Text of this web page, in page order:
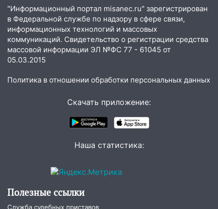
14:32 На Ульяновскую область
надвигается жара
14:08 Пешеход переходил по «зебре»:
подробности серьезной аварии на
Фруктовой
13:30
В Димитровграде на улице
Трудовой горело здание
Водитель без прав врезался в
припаркованный автомобиль
велосипеде и попал под колеса
Железнодорожном районе горела дача
11:33 В Засвияжье под колёса авто
"Информационный портал misanec.ru" зарегистрирован
в Федеральной службе по надзору в сфере связи,
информационных технологий и массовых
коммуникаций. Свидетельство о регистрации средства
массовой информации ЭЛ №ФС 77 - 61045 от
05.03.2015
Политика в отношении обработки персональных данных
Скачать приложение:
Наша статистика:
Полезные ссылки
Служба судебных приставов